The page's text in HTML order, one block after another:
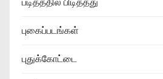
புகைப்படங்கள்
புதுக்கோட்டை